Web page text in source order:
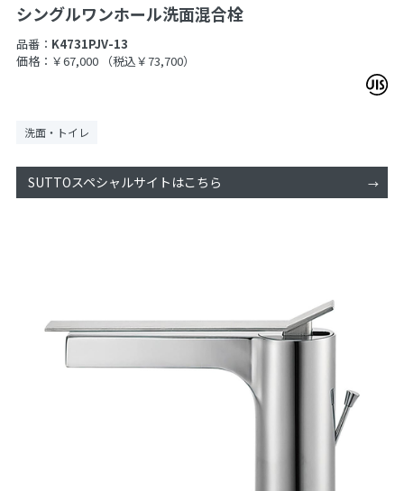
シングルワンホール洗面混合栓
品番： K4731PJV-13
価格：￥67,000
（税込￥73,700）
洗面・トイレ
SUTTOスペシャルサイトはこちら